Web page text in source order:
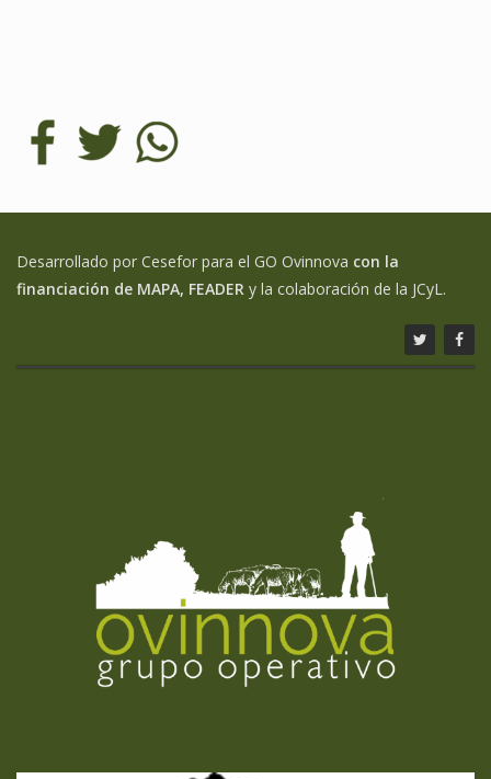
Desarrollado por Cesefor para el GO Ovinnova con la
financiación de MAPA, FEADER y la colaboración de la JCyL.